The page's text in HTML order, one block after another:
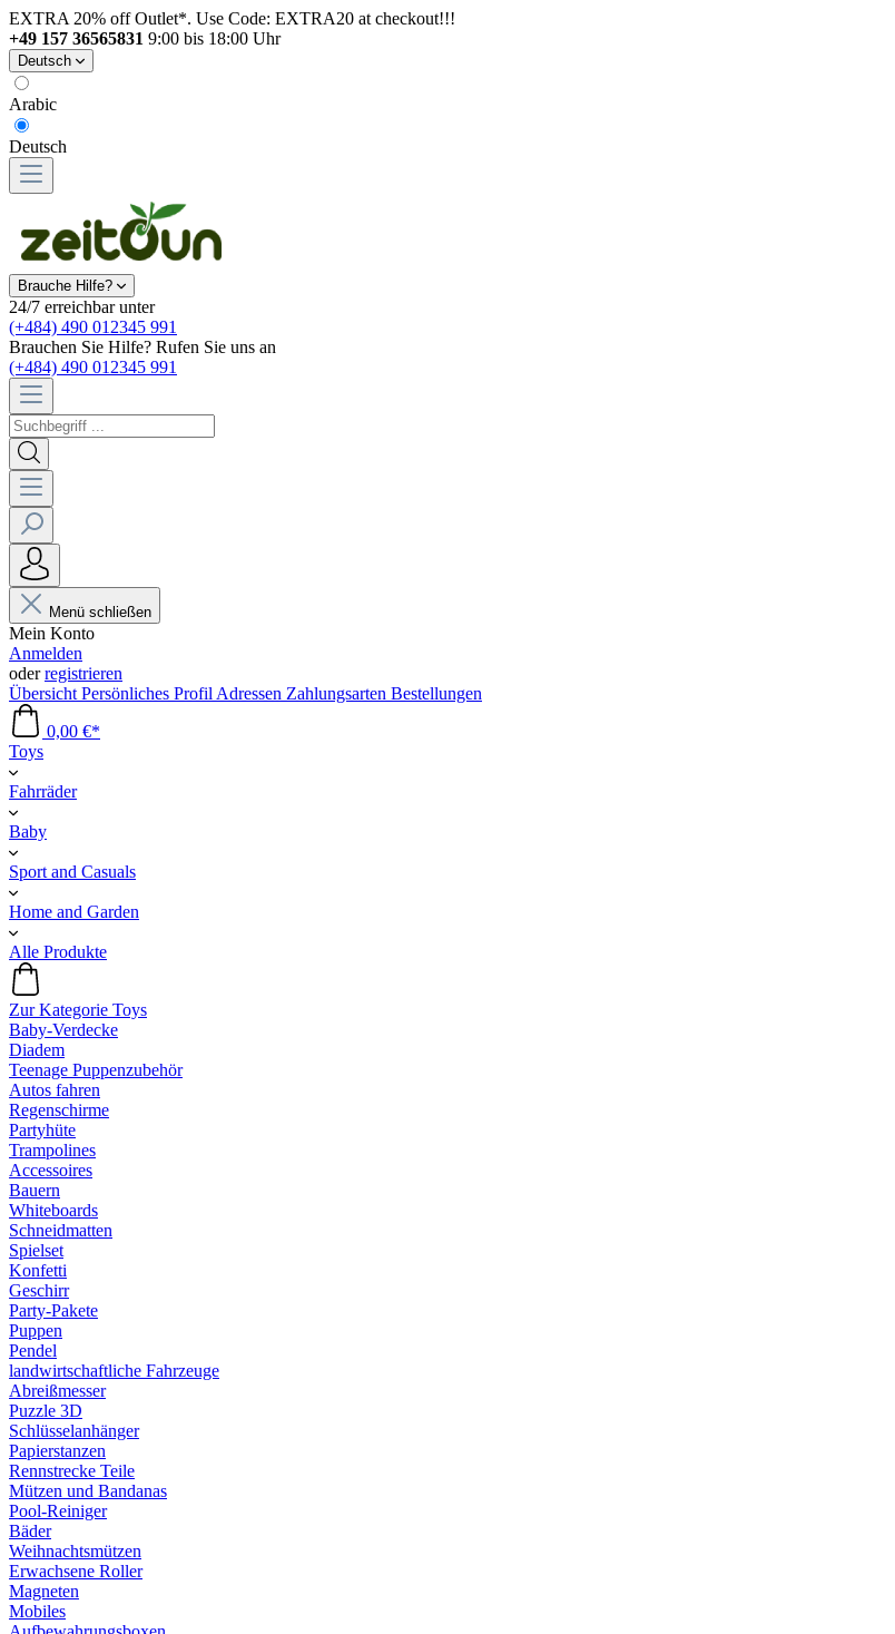
EXTRA 20% off Outlet*. Use Code: EXTRA20 at checkout!!!
+49 157 36565831 9:00 bis 18:00 Uhr
Deutsch
Arabic
Deutsch
Brauche Hilfe?
24/7 erreichbar unter
(+484) 490 012345 991
Brauchen Sie Hilfe? Rufen Sie uns an
(+484) 490 012345 991
Menü schließen
Mein Konto
Anmelden
oderregistrieren
Übersicht Persönliches Profil Adressen Zahlungsarten Bestellungen
0,00 €*
Toys
Fahrräder
Baby
Sport and Casuals
Home and Garden
Alle Produkte
Zur Kategorie Toys
Baby-Verdecke
Diadem
Teenage Puppenzubehör
Autos fahren
Regenschirme
Partyhüte
Trampolines
Accessoires
Bauern
Whiteboards
Schneidmatten
Spielset
Konfetti
Geschirr
Party-Pakete
Puppen
Pendel
landwirtschaftliche Fahrzeuge
Abreißmesser
Puzzle 3D
Schlüsselanhänger
Papierstanzen
Rennstrecke Teile
Mützen und Bandanas
Pool-Reiniger
Bäder
Weihnachtsmützen
Erwachsene Roller
Magneten
Mobiles